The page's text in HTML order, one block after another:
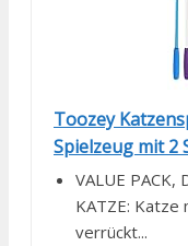
Toozey
Spielzeug mit 2
VALUE PACK,
KATZE: Katze
verrückt...